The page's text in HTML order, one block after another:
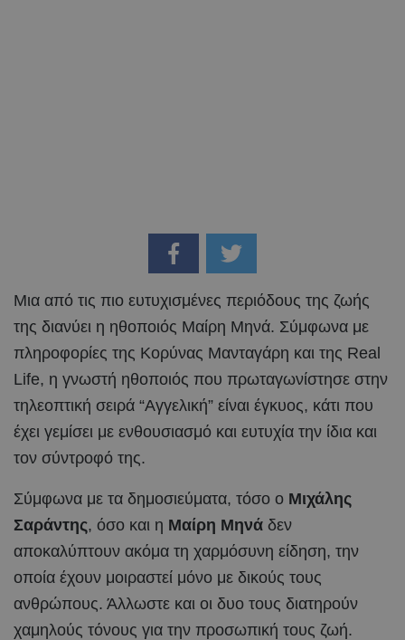
Μια από τις πιο ευτυχισμένες περιόδους της ζωής
της διανύει η ηθοποιός Μαίρη Μηνά. Σύμφωνα με
πληροφορίες της Κορύνας Μανταγάρη και της Real
Life, η γνωστή ηθοποιός που πρωταγωνίστησε στην
τηλεοπτική σειρά “Αγγελική” είναι έγκυος, κάτι που
έχει γεμίσει με ενθουσιασμό και ευτυχία την ίδια και
τον σύντροφό της.
Σύμφωνα με τα δημοσιεύματα, τόσο ο Μιχάλης
Σαράντης, όσο και η Μαίρη Μηνά δεν
αποκαλύπτουν ακόμα τη χαρμόσυνη είδηση, την
οποία έχουν μοιραστεί μόνο με δικούς τους
ανθρώπους. Άλλωστε και οι δυο τους διατηρούν
χαμηλούς τόνους για την προσωπική τους ζωή.